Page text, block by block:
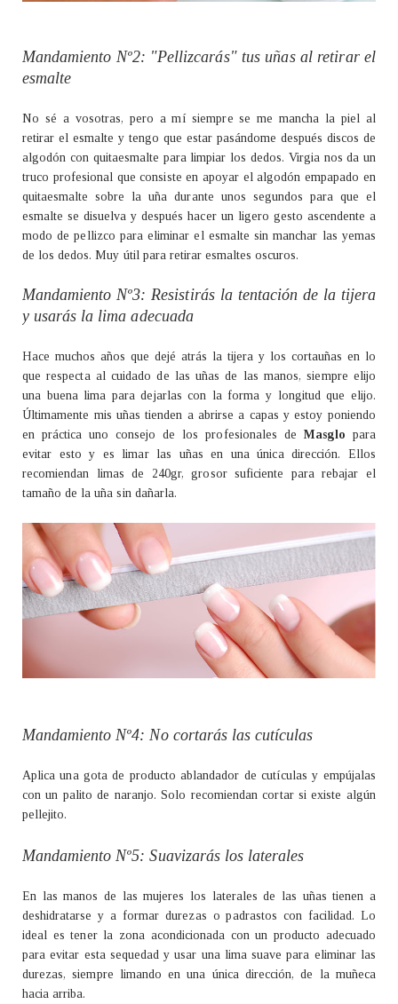
Mandamiento Nº2: "Pellizcarás" tus uñas al retirar el
esmalte
No sé a vosotras, pero a mí siempre se me mancha la piel al
retirar el esmalte y tengo que estar pasándome después discos de
algodón con quitaesmalte para limpiar los dedos. Virgia nos da un
truco profesional que consiste en apoyar el algodón empapado en
quitaesmalte sobre la uña durante unos segundos para que el
esmalte se disuelva y después hacer un ligero gesto ascendente a
modo de pellizco para eliminar el esmalte sin manchar las yemas
de los dedos. Muy útil para retirar esmaltes oscuros.
Mandamiento Nº3: Resistirás la tentación de la tijera
y usarás la lima adecuada
Hace muchos años que dejé atrás la tijera y los cortauñas en lo
que respecta al cuidado de las uñas de las manos, siempre elijo
una buena lima para dejarlas con la forma y longitud que elijo.
Últimamente mis uñas tienden a abrirse a capas y estoy poniendo
en práctica uno consejo de los profesionales de Masglo para
evitar esto y es limar las uñas en una única dirección. Ellos
recomiendan limas de 240gr, grosor suficiente para rebajar el
tamaño de la uña sin dañarla.
Mandamiento Nº4: No cortarás las cutículas
Aplica una gota de producto ablandador de cutículas y empújalas
con un palito de naranjo. Solo recomiendan cortar si existe algún
pellejito.
Mandamiento Nº5: Suavizarás los laterales
En las manos de las mujeres los laterales de las uñas tienen a
deshidratarse y a formar durezas o padrastos con facilidad. Lo
ideal es tener la zona acondicionada con un producto adecuado
para evitar esta sequedad y usar una lima suave para eliminar las
durezas, siempre limando en una única dirección, de la muñeca
hacia arriba.